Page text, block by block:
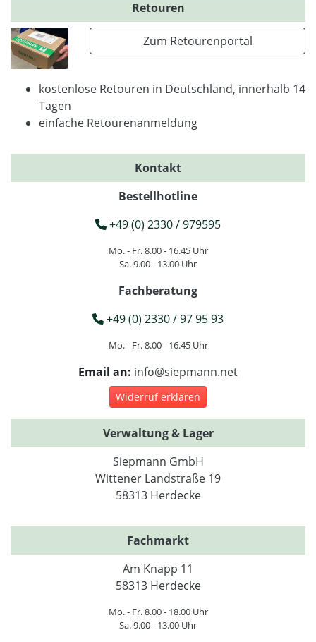
Retouren
Zum Retourenportal
kostenlose Retouren in Deutschland, innerhalb 14
Tagen
einfache Retourenanmeldung
Kontakt
Bestellhotline
+49 (0) 2330 / 979595
Mo. - Fr. 8.00 - 16.45 Uhr
Sa. 9.00 - 13.00 Uhr
Fachberatung
+49 (0) 2330 / 97 95 93
Mo. - Fr. 8.00 - 16.45 Uhr
Email an: info@siepmann.net
Widerruf erklären
Verwaltung & Lager
Siepmann GmbH
Wittener Landstraße 19
58313 Herdecke
Fachmarkt
Am Knapp 11
58313 Herdecke
Mo. - Fr. 8.00 - 18.00 Uhr
Sa. 9.00 - 13.00 Uhr